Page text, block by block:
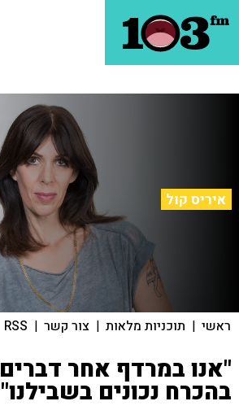
איריס קול
ראשי | תוכניות מלאות | צור קשר |
RSS
"אנו במרדף אחר
בהכרח נכונים בשבילנו"